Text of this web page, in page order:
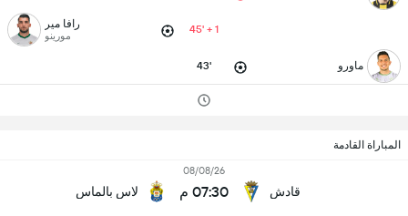
45' + 1 رافا مير
مورينو
ماورو 43'
المباراة القادمة
قادش
08/08/26
07:30 م لاس بالماس